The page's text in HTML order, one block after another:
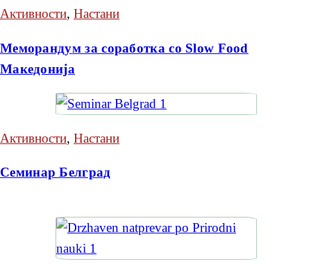
Активности, Настани
Меморандум за соработка со Slow Food
Македонија
Активности, Настани
Семинар Белград